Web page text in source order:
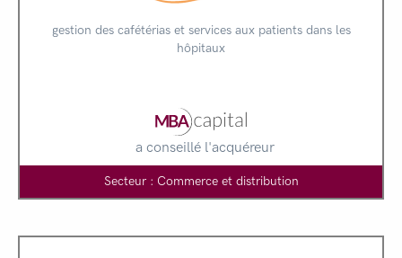
gestion des cafétérias et services aux patients dans les
hôpitaux
a conseillé l'acquéreur
Secteur : Commerce et distribution